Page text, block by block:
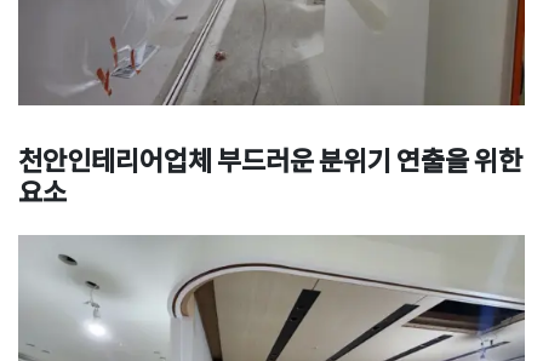
천안인테리어업체 부드러운 분위기 연출을위한
요소